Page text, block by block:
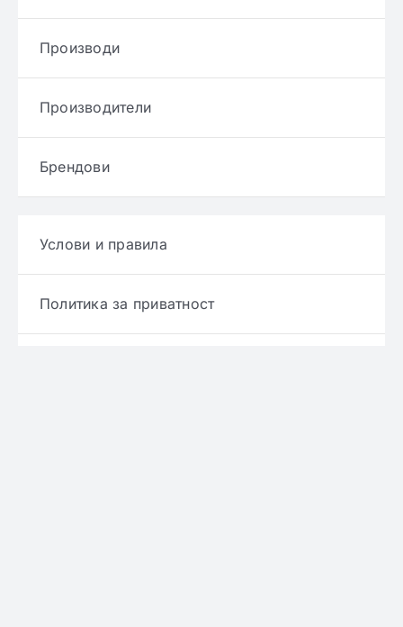
Производи
Производители
Брендови
Услови и правила
Политика за приватност